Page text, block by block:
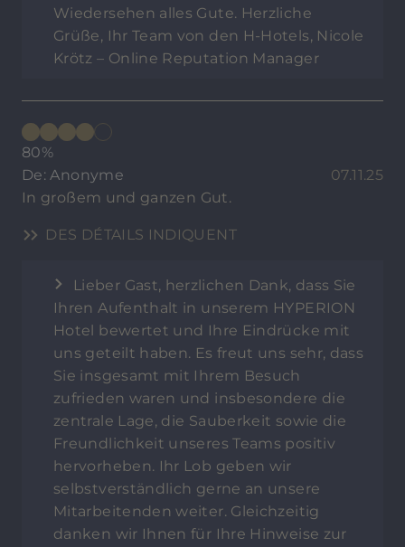
Wiedersehen alles Gute. Herzliche
Grüße, Ihr Team von den H-Hotels, Nicole
Krötz – Online Reputation Manager
80%
De: Anonyme
07.11.25
In großem und ganzen Gut.
DES DÉTAILS INDIQUENT
Lieber Gast, herzlichen Dank, dass Sie
Ihren Aufenthalt in unserem HYPERION
Hotel bewertet und Ihre Eindrücke mit
uns geteilt haben. Es freut uns sehr, dass
Sie insgesamt mit Ihrem Besuch
zufrieden waren und insbesondere die
zentrale Lage, die Sauberkeit sowie die
Freundlichkeit unseres Teams positiv
hervorheben. Ihr Lob geben wir
selbstverständlich gerne an unsere
Mitarbeitenden weiter. Gleichzeitig
danken wir Ihnen für Ihre Hinweise zur